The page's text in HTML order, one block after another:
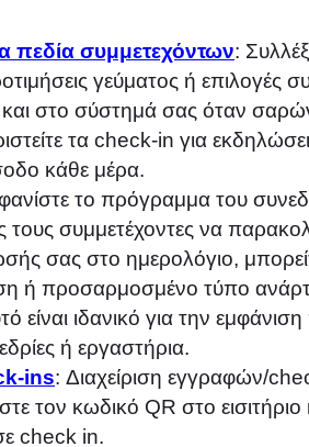
συμμετεχόντων:
γεύματος ή επιλογές
και στο σύστημά σας όταν
τα check-in για
κάθε μέρα.
το πρόγραμμα του
συμμετέχοντες να
σας στο ημερολόγιο,
ή προσαρμοσμένο τύπο
είναι ιδανικό για την
ή εργαστήρια.
ins: Διαχείριση εγγραφών/
κωδικό QR στο εισιτήριο
check in.